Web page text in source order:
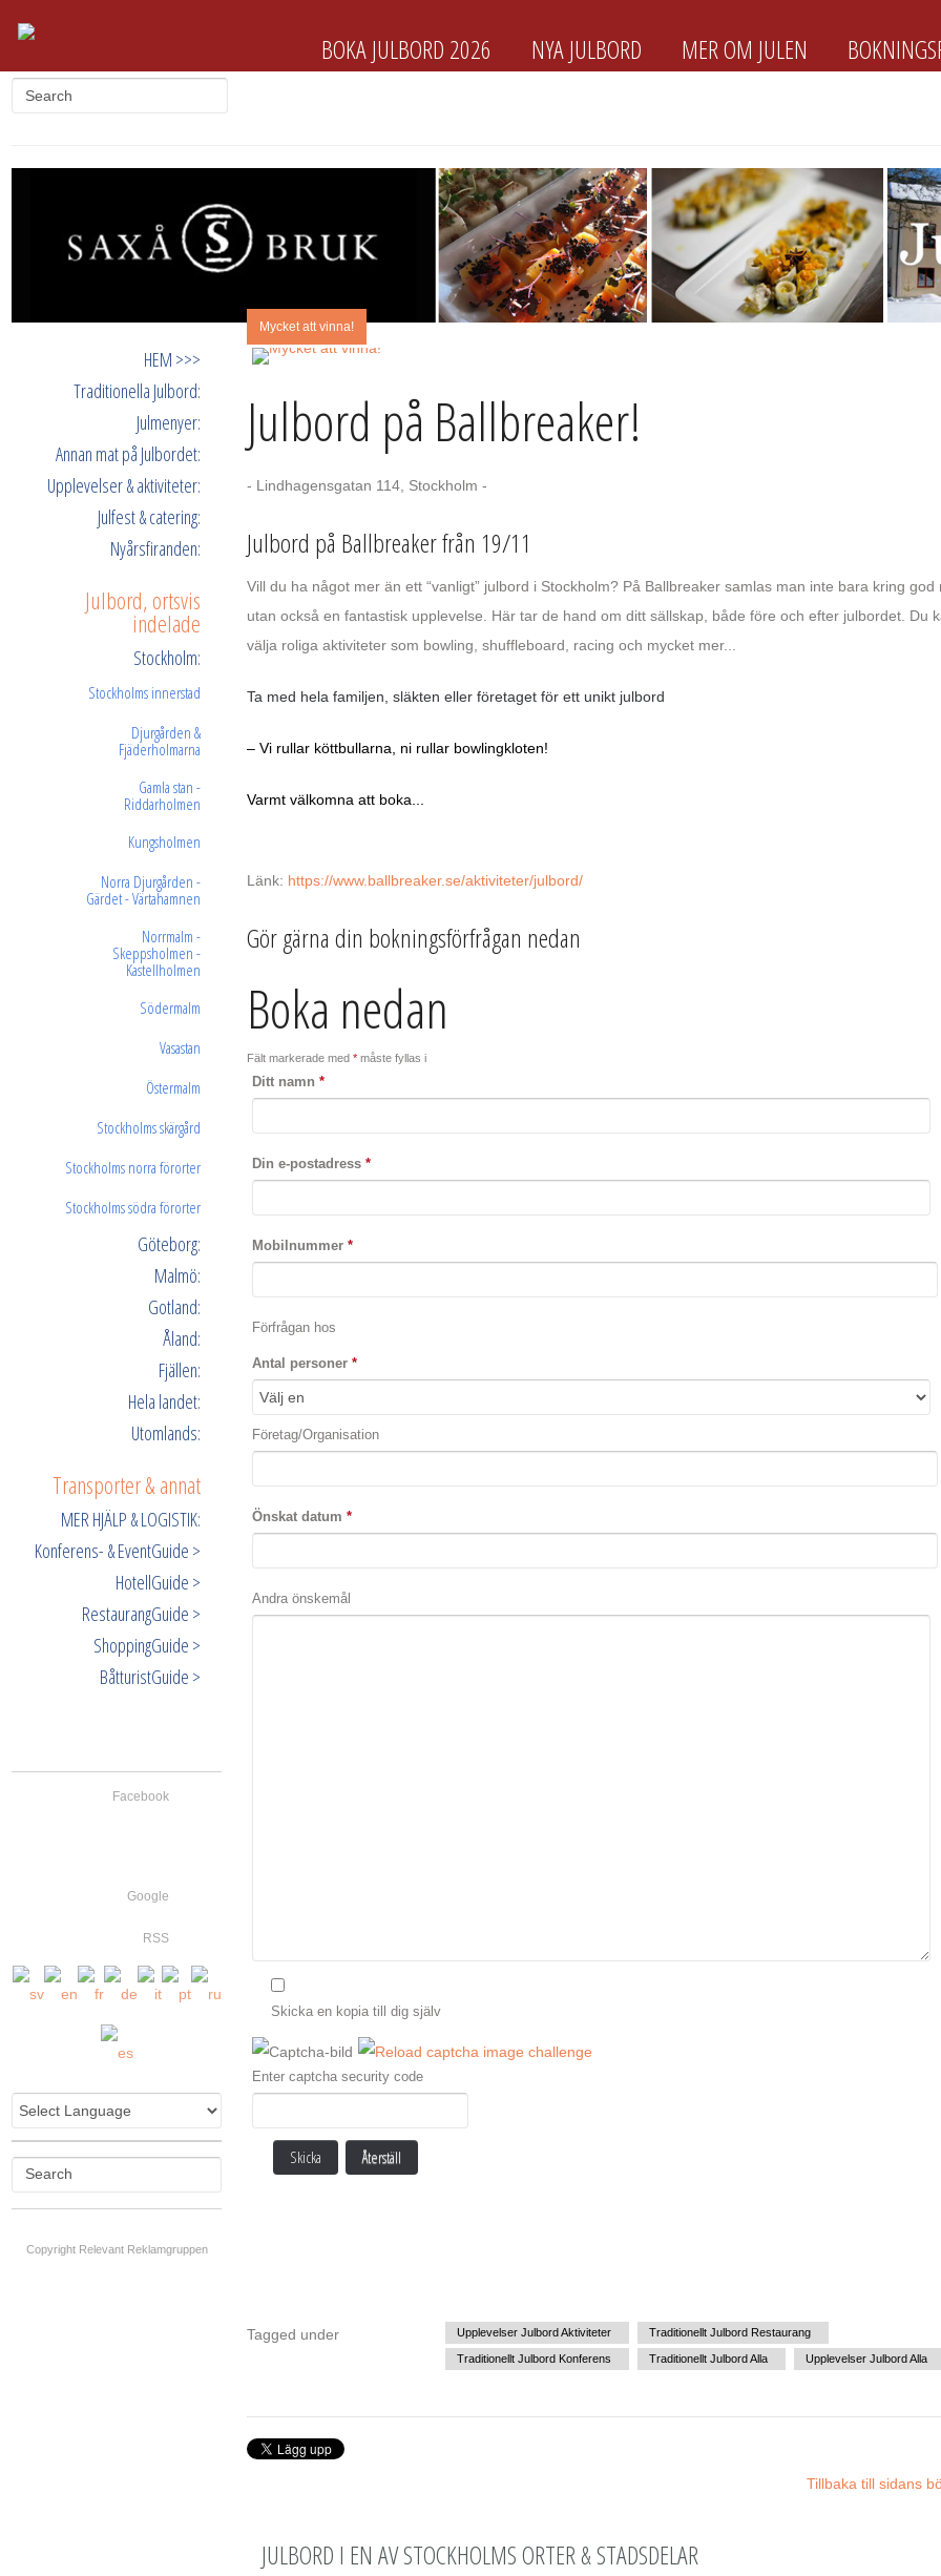
BOKA JULBORD 2026 NYA JULBORD MER OM JULEN
HEM >>>
Traditionella Julbord:
Julmenyer:
Annan mat på Julbordet:
Upplevelser & aktiviteter:
Julfest & catering:
Nyårsfiranden:
Julbord, ortsvis
indelade
Stockholm:
Stockholms innerstad
Djurgården &
Fjäderholmarna
Gamla stan -
Riddarholmen
Kungsholmen
Norra Djurgården -
Gärdet - Värtahamnen
Norrmalm -
Skeppsholmen -
Kastellholmen
Södermalm
Vasastan
Östermalm
Stockholms skärgård
Stockholms norra förorter
Stockholms södra förorter
Göteborg:
Malmö:
Gotland:
Åland:
Fjällen:
Hela landet:
Utomlands:
Transporter & annat
MER HJÄLP & LOGISTIK:
Konferens- & EventGuide >
HotellGuide >
RestaurangGuide >
ShoppingGuide >
BåtturistGuide >
Facebook
Google
RSS
Copyright Relevant Reklamgruppen
Mycket att vinna!
Julbord på Ballbreaker!
- Lindhagensgatan 114, Stockholm -
Julbord på Ballbreaker från 19/11
Vill du ha något mer än ett “vanligt” julbord i Stockholm? På Ballbreaker samlas man inte bara kring god
utan också en fantastisk upplevelse. Här tar de hand om ditt sällskap, både före och efter julbordet. Du
välja roliga aktiviteter som bowling, shuffleboard, racing och mycket mer...
Ta med hela familjen, släkten eller företaget för ett unikt julbord
– Vi rullar köttbullarna, ni rullar bowlingkloten!
Varmt välkomna att boka...
Länk: https://www.ballbreaker.se/aktiviteter/julbord/
Gör gärna din bokningsförfrågan nedan
Boka nedan
Fält markerade med * måste fyllas i
Ditt namn *
Din e-postadress *
Mobilnummer *
Förfrågan hos
Antal personer *
Företag/Organisation
Önskat datum *
Andra önskemål
Skicka en kopia till dig själv
Enter captcha security code
Skicka Återställ
Tagged under Upplevelser Julbord Aktiviteter Traditionellt Julbord Restaurang
Traditionellt Julbord Konferens Traditionellt Julbord Alla Upplevelser Julbord Alla
Tillbaka till sidans
JULBORD I EN AV STOCKHOLMS ORTER & STADSDELAR